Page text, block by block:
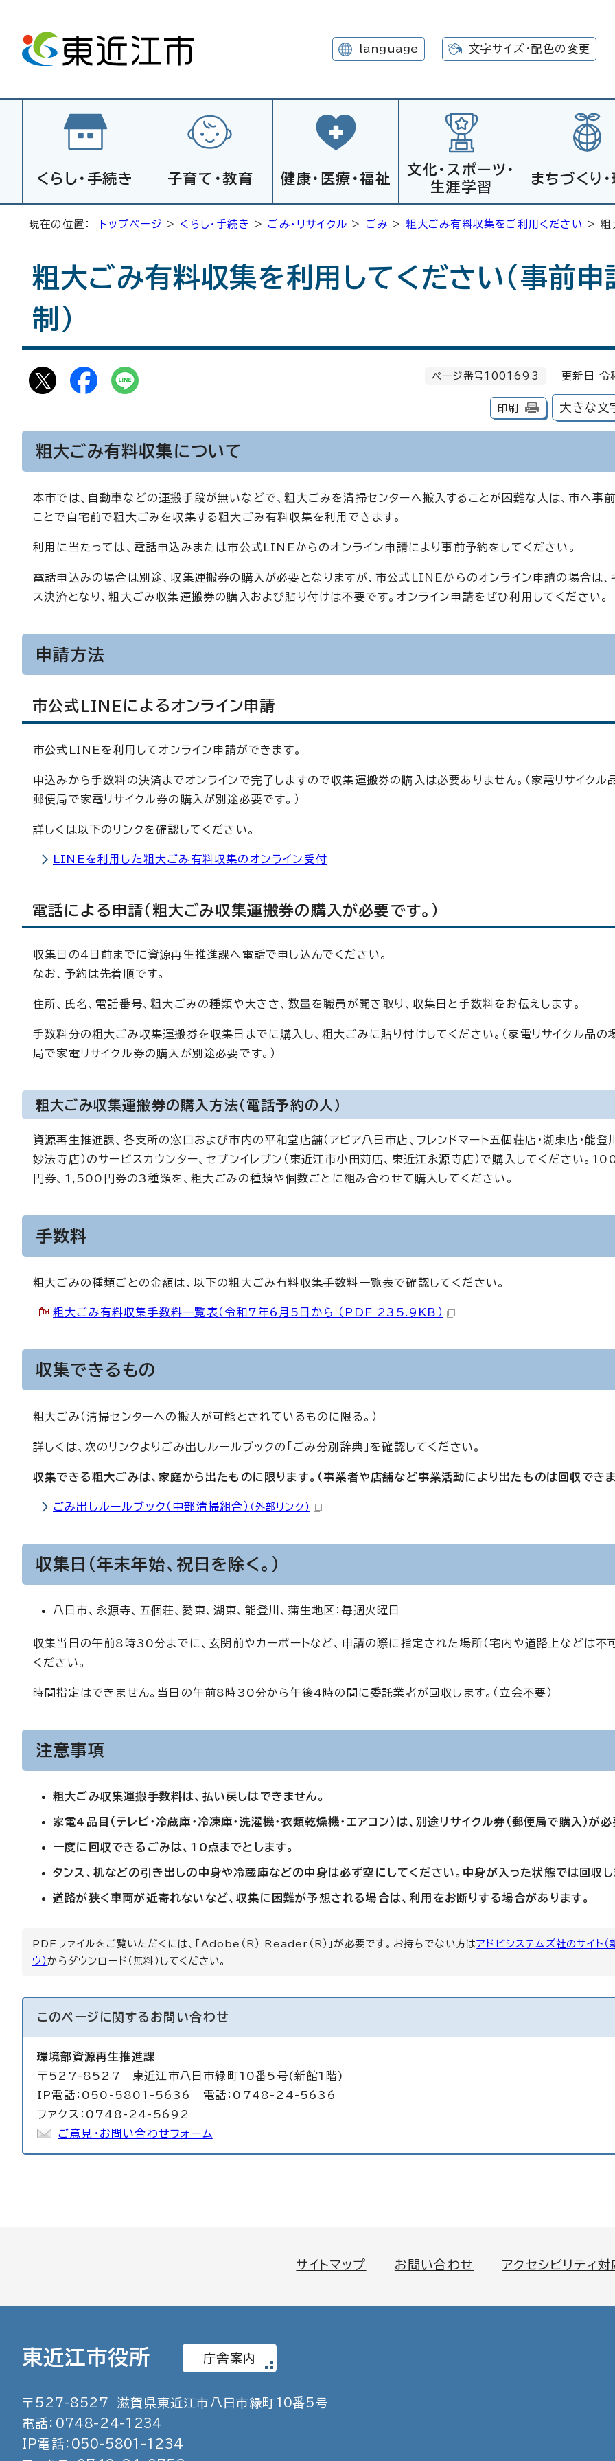
language 文字サイズ・配色の変更
くらし・手続き 子育て・教育 健康・医療・福祉
文化・スポーツ・
生涯学習
まちづくり
現在の位置： トップページ > くらし・手続き > ごみ・リサイクル > ごみ > 粗大ごみ有料収集をご利用ください > 粗
粗大ごみ有料収集を利用してください（事前申
制）
ページ番号1001693 更新日 令
印刷 大きな文
粗大ごみ有料収集について
本市では、自動車などの運搬手段が無いなどで、粗大ごみを清掃センターへ搬入することが困難な人は、市へ事
ことで自宅前で粗大ごみを収集する粗大ごみ有料収集を利用できます。
利用に当たっては、電話申込みまたは市公式LINEからのオンライン申請により事前予約をしてください。
電話申込みの場合は別途、収集運搬券の購入が必要となりますが、市公式LINEからのオンライン申請の場合は、
ス決済となり、粗大ごみ収集運搬券の購入および貼り付けは不要です。オンライン申請をぜひ利用してください。
申請方法
市公式LINEによるオンライン申請
市公式LINEを利用してオンライン申請ができます。
申込みから手数料の決済までオンラインで完了しますので収集運搬券の購入は必要ありません。（家電リサイクル
郵便局で家電リサイクル券の購入が別途必要です。）
詳しくは以下のリンクを確認してください。
LINEを利用した粗大ごみ有料収集のオンライン受付
電話による申請（粗大ごみ収集運搬券の購入が必要です。）
収集日の4日前までに資源再生推進課へ電話で申し込んでください。
なお、予約は先着順です。
住所、氏名、電話番号、粗大ごみの種類や大きさ、数量を職員が聞き取り、収集日と手数料をお伝えします。
手数料分の粗大ごみ収集運搬券を収集日までに購入し、粗大ごみに貼り付けしてください。（家電リサイクル品の
局で家電リサイクル券の購入が別途必要です。）
粗大ごみ収集運搬券の購入方法（電話予約の人）
資源再生推進課、各支所の窓口および市内の平和堂店舗（アピア八日市店、フレンドマート五個荘店・湖東店・能登
妙法寺店）のサービスカウンター、セブンイレブン（東近江市小田苅店、東近江永源寺店）で購入してください。
円券、1,500円券の3種類を、粗大ごみの種類や個数ごとに組み合わせて購入してください。
手数料
粗大ごみの種類ごとの金額は、以下の粗大ごみ有料収集手数料一覧表で確認してください。
粗大ごみ有料収集手数料一覧表（令和7年6月5日から （PDF 235.9KB）
収集できるもの
粗大ごみ（清掃センターへの搬入が可能とされているものに限る。）
詳しくは、次のリンクよりごみ出しルールブックの「ごみ分別辞典」を確認してください。
収集できる粗大ごみは、家庭から出たものに限ります。（事業者や店舗など事業活動により出たものは回収できま
ごみ出しルールブック（中部清掃組合） （外部リンク）
収集日（年末年始、祝日を除く。）
八日市、永源寺、五個荘、愛東、湖東、能登川、蒲生地区：毎週火曜日
収集当日の午前8時30分までに、玄関前やカーポートなど、申請の際に指定された場所（宅内や道路上などは不
ください。
時間指定はできません。当日の午前8時30分から午後4時の間に委託業者が回収します。（立会不要）
注意事項
粗大ごみ収集運搬手数料は、払い戻しはできません。
家電4品目（テレビ・冷蔵庫・冷凍庫・洗濯機・衣類乾燥機・エアコン）は、別途リサイクル券（郵便局で購入）が
一度に回収できるごみは、10点までとします。
タンス、机などの引き出しの中身や冷蔵庫などの中身は必ず空にしてください。中身が入った状態では回収し
道路が狭く車両が近寄れないなど、収集に困難が予想される場合は、利用をお断りする場合があります。
PDFファイルをご覧いただくには、「Adobe（R） Reader（R）」が必要です。お持ちでない方はアドビシステムズ社のサイト（
ウ）からダウンロード（無料）してください。
このページに関する お問い合わせ
環境部資源再生推進課
〒527-8527 東近江市八日市緑町10番5号(新館1階)
IP電話：050-5801-5636 電話：0748-24-5636
ファクス：0748-24-5692
ご意見・お問い合わせフォーム
サイトマップ お問い合わせ アクセシビリティ
東近江市役所 庁舎案内
〒 527-8527 滋賀県東近江市八日市緑町10番5号
電話： 0748- 24-1234
IP電話： 050- 5801 -1234